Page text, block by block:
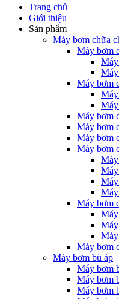
Trang chủ
Giới thiệu
Sản phẩm
Máy bơm chữa
Máy bơm
Máy bơm
Máy bơm
Máy bơm
Máy bơm
Máy bơm
Máy
Máy
Máy bơm
Máy bơm
Máy bơm bù áp
Máy bơm
Máy bơm
Máy bơm